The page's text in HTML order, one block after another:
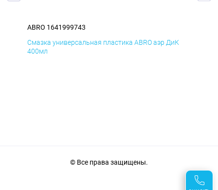
ABRO 1641999743
Смазка универсальная пластика ABRO аэр ДиК
400мл
© Все права защищены.